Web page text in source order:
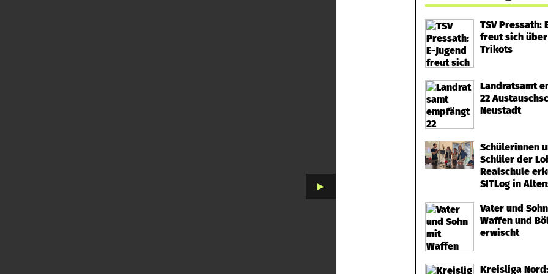
►
TSV Pressath:
freut sich
Trikots
Landratsamt
22
Neustadt
Schülerinnen
Schüler der
Realschule
SITLog in
Vater und
Waffen und
erwischt
Kreisliga